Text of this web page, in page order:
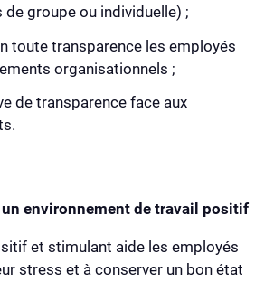
de groupe ou individuelle) ;
toute transparence les employés
organisationnels ;
de transparence face aux
environnement de travail positif
et stimulant aide les employés
stress et à conserver un bon état